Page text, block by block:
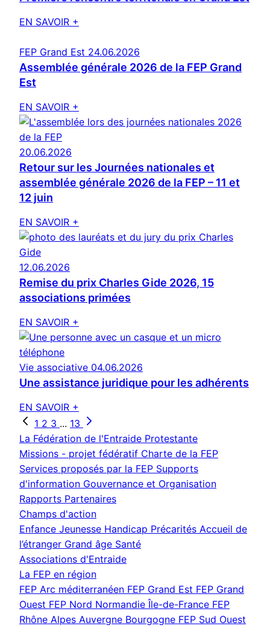
EN SAVOIR +
FEP Grand Est 24.06.2026
Assemblée générale 2026 de la FEP Grand
Est
EN SAVOIR +
20.06.2026
Retour sur les Journées nationales et
assemblée générale 2026 de la FEP – 11 et
12 juin
EN SAVOIR +
12.06.2026
Remise du prix Charles Gide 2026, 15
associations primées
EN SAVOIR +
Vie associative 04.06.2026
Une assistance juridique pour les adhérents
EN SAVOIR +
1 2 3 ... 13
La Fédération de l'Entraide Protestante
Missions - projet fédératif Charte de la FEP
Services proposés par la FEP Supports
d'information Gouvernance et Organisation
Rapports Partenaires
Champs d'action
Enfance Jeunesse Handicap Précarités Accueil de
l’étranger Grand âge Santé
Associations d'Entraide
La FEP en région
FEP Arc méditerranéen FEP Grand Est FEP Grand
Ouest FEP Nord Normandie Île-de-France FEP
Rhône Alpes Auvergne Bourgogne FEP Sud Ouest